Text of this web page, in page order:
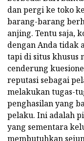
dan pergi ke toko
barang-barang
anjing. Tentu saja,
dengan Anda tidak
tapi di situs khusus
cenderung
reputasi sebagai
melakukan tugas-
penghasilan yang
pelaku. Ini adalah
yang sementara
membutuhkan